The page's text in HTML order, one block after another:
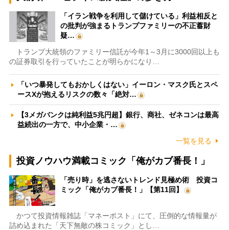
「イラン戦争を利用して儲けている」利益相反と
の批判が強まるトランプファミリーの不正蓄財
疑…
トランプ大統領のファミリー信託が今年1～3月に3000回以上も
の証券取引を行っていたことが明らかになり…
「いつ暴発してもおかしくはない」イーロン・マスク氏とスペ
ースXが抱えるリスクの数々「絶対…
【3メガバンクは純利益5兆円超】銀行、商社、ゼネコンは最高
益続出の一方で、中小企業・…
一覧を見る
投資ノウハウ満載コミック「俺がカブ番長！」
「売り時」を逃さないトレンド見極め術 投資コ
ミック「俺がカブ番長！」【第11回】
かつて投資情報雑誌「マネーポスト」にて、圧倒的な情報量が
詰め込まれた「天下無敵の株コミック」とし…